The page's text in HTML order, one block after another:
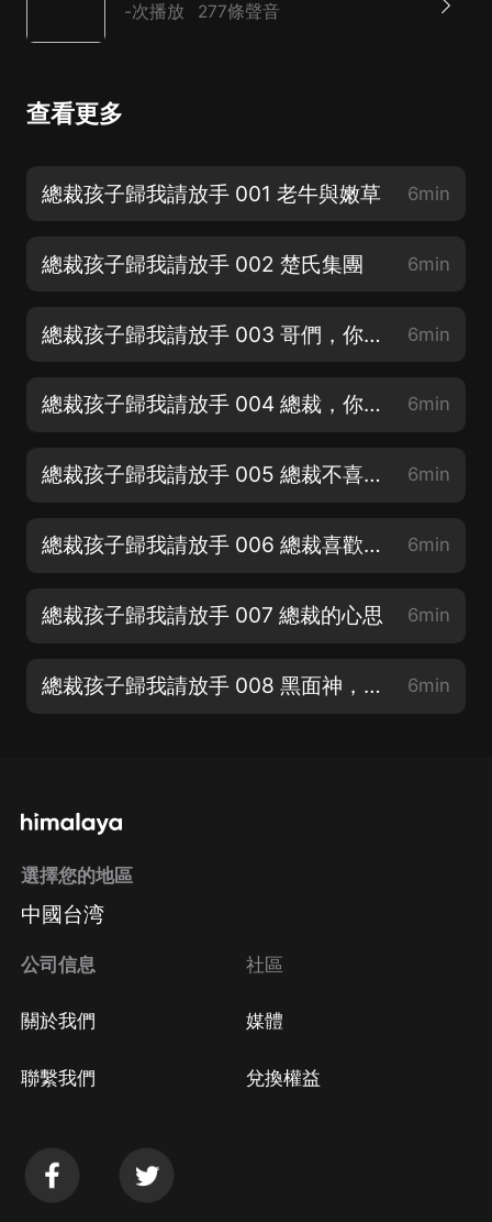
-次播放 277條聲音
查看更多
總裁孩子歸我請放手 001 老牛與嫩草 6min
總裁孩子歸我請放手 002 楚氏集團 6min
總裁孩子歸我請放手 003 哥們，你很帥 6min
總裁孩子歸我請放手 004 總裁，你没事吧 6min
總裁孩子歸我請放手 005 總裁不喜歡女人 6min
總裁孩子歸我請放手 006 總裁喜歡男人 6min
總裁孩子歸我請放手 007 總裁的心思 6min
總裁孩子歸我請放手 008 黑面神，你很面熟哦 6min
選擇您的地區
中國台湾
公司信息
關於我們
聯繫我們
社區
媒體
兌換權益